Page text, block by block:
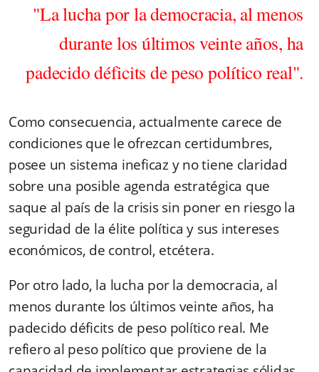
"La lucha por la democracia, al menos
durante los últimos veinte años, ha
padecido déficits de peso político real".
Como consecuencia, actualmente carece de
condiciones que le ofrezcan certidumbres,
posee un sistema ineficaz y no tiene claridad
sobre una posible agenda estratégica que
saque al país de la crisis sin poner en riesgo la
seguridad de la élite política y sus intereses
económicos, de control, etcétera.
Por otro lado, la lucha por la democracia, al
menos durante los últimos veinte años, ha
padecido déficits de peso político real. Me
refiero al peso político que proviene de la